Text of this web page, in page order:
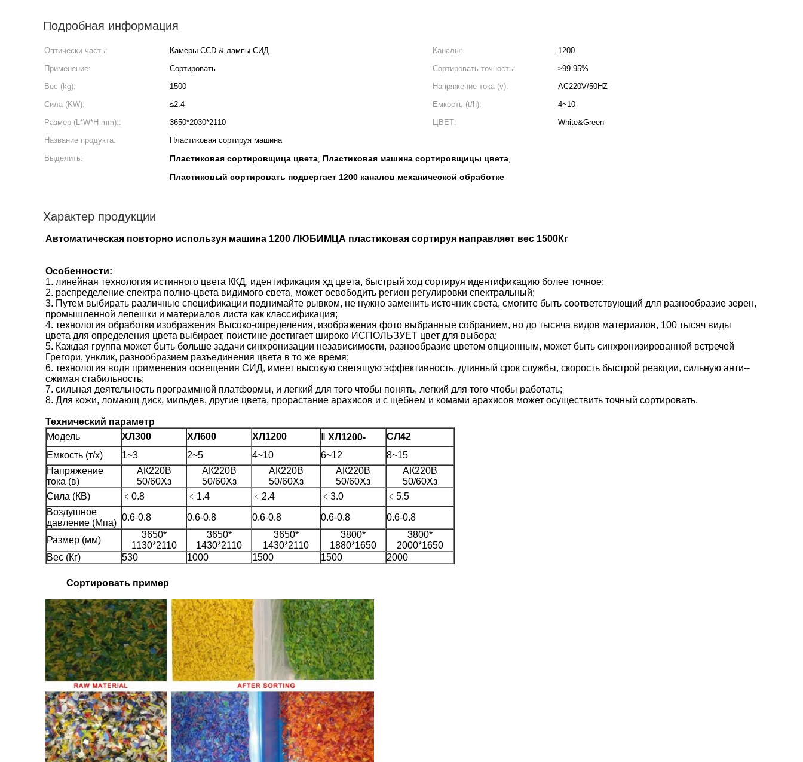
Подробная информация
Оптически часть: Камеры CCD & лампы СИД Каналы:
1200
Применение:
Сортировать Сортировать точность:
≥99.95%
Вес (kg):
1500 Напряжение тока (v):
AC220V/50HZ
Сила (KW):
≤2.4 Емкость (t/h):
4~10
Размер (L*W*H mm)::
3650*2030*2110 ЦВЕТ:
White&Green
Название продукта:
Пластиковая сортируя машина
Выделить:
Пластиковая сортировщица цвета, Пластиковая машина сортировщицы цвета,
Пластиковый сортировать подвергает 1200 каналов механической обработке
Характер продукции
Автоматическая повторно используя машина 1200 ЛЮБИМЦА пластиковая сортируя направляет вес 1500Кг
Особенности:
1. линейная технология истинного цвета ККД, идентификация хд цвета, быстрый ход сортируя идентификацию более точное;
2. распределение спектра полно-цвета видимого света, может освободить регион регулировки спектральный;
3. Путем выбирать различные спецификации поднимайте рывком, не нужно заменить источник света, смогите быть соответствующий для разнообразие зерен,
промышленной лепешки и материалов листа как классификация;
4. технология обработки изображения Высоко-определения, изображения фото выбранные собранием, но до тысяча видов материалов, 100 тысяч виды
цвета для определения цвета выбирает, поистине достигает широко ИСПОЛЬЗУЕТ цвет для выбора;
5. Каждая группа может быть больше задачи синхронизации независимости, разнообразие цветом опционным, может быть синхронизированной встречей
Грегори, унклик, разнообразием разъединения цвета в то же время;
6. технология водя применения освещения СИД, имеет высокую светящую эффективность, длинный срок службы, скорость быстрой реакции, сильную анти--
сжимая стабильность;
7. сильная деятельность программной платформы, и легкий для того чтобы понять, легкий для того чтобы работать;
8. Для кожи, ломающ диск, мильдев, другие цвета, прорастание арахисов и с щебнем и комами арахисов может осуществить точный сортировать.
Технический параметр
Модель
ХЛ300 ХЛ600 ХЛ1200 ХЛ1200-
СЛ42
Емкость (т/х)
1~3 2~5 4~10 6~12
8~15
Напряжение
тока (в)
АК220В
50/60Хз
АК220В
50/60Хз
АК220В
50/60Хз
АК220В
50/60Хз
АК220В
50/60Хз
Сила (КВ)
﹤0.8 ﹤1.4 ﹤2.4 ﹤3.0
﹤5.5
Воздушное
давление (Мпа)
0.6-0.8 0.6-0.8 0.6-0.8 0.6-0.8 0.6-0.8
Размер (мм)
3650*
1130*2110
3650*
1430*2110
3650*
1430*2110
3800*
1880*1650
3800*
2000*1650
Вес (Кг)
530 1000 1500 1500 2000
Сортировать пример